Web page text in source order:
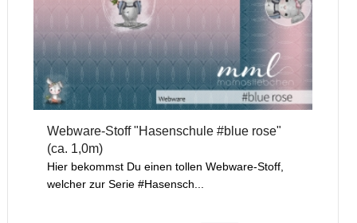
Webware-Stoff "Hasenschule #blue rose"
(ca. 1,0m)
Hier bekommst Du einen tollen Webware-Stoff,
welcher zur Serie #Hasensch...